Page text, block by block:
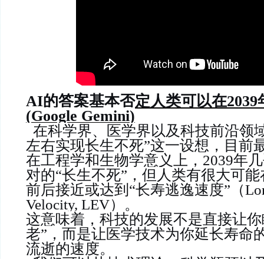
AI的答案基本否定人类可以在2039
(Google Gemini)
在科学界、医学界以及科技前沿领
左右实现长生不死”这一设想，目前
在工程学和生物学意义上，2039年
对的“长生不死”，但人类有很大可
前后接近或达到“长寿逃逸速度”（
Velocity, LEV）。
这意味着，科技的发展不是直接让
老”，而是让医学技术为你延长寿命
流逝的速度。